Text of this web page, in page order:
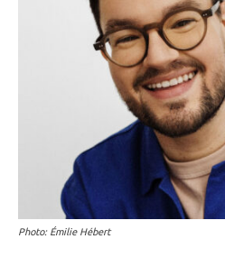
Photo: Émilie Hébert